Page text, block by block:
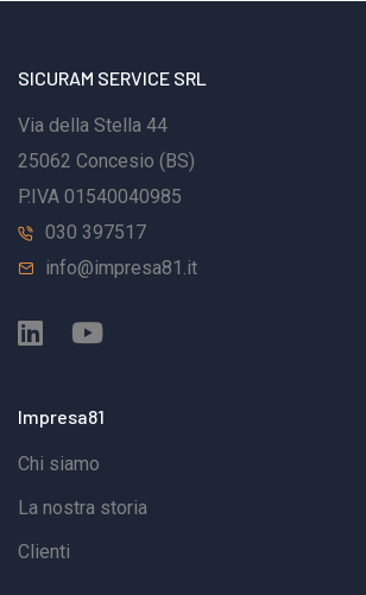
SICURAM SERVICE SRL
Via della Stella 44
25062 Concesio (BS)
P.IVA 01540040985
030 397517
info@impresa81.it
Impresa81
Chi siamo
La nostra storia
Clienti